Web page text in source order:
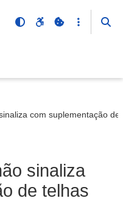
com suplementação de
sinaliza
de telhas